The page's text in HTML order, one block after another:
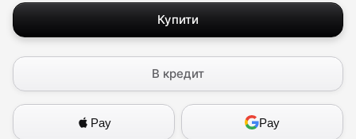
Купити
В кредит
Pay Pay